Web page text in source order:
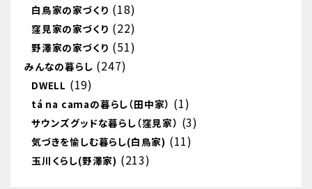
白鳥家の家づくり (18)
窪見家の家づくり (22)
野澤家の家づくり (51)
みんなの暮らし (247)
DWELL (19)
tá na camaの暮らし（田中家） (1)
サウンズグッドな暮らし（窪見家） (3)
気づきを愉しむ暮らし(白鳥家) (11)
玉川くらし(野澤家) (213)